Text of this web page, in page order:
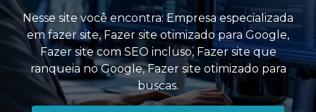
Nesse site você encontra:Empresa especializada
em fazer site,Fazer site otimizado para Google,
Fazer site com SEO incluso, Fazer site que
ranqueia no Google,Fazer site otimizado para
buscas.